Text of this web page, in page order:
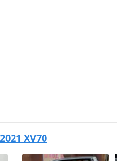
XV70